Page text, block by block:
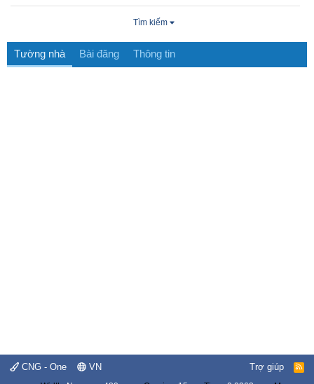
Tìm kiếm
Tường nhà Bài đăng Thông tin
CNG - One VN Trợ giúp
R